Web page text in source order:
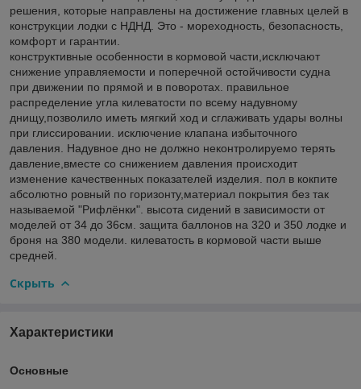
решения, которые направлены на достижение главных целей в
конструкции лодки с НДНД. Это - мореходность, безопасность,
комфорт и гарантии.
конструктивные особенности в кормовой части,исключают
снижение управляемости и поперечной остойчивости судна
при движении по прямой и в поворотах. правильное
распределение угла килеватости по всему надувному
днищу,позволило иметь мягкий ход и сглаживать удары волны
при глиссировании. исключение клапана избыточного
давления. Надувное дно не должно неконтролируемо терять
давление,вместе со снижением давления происходит
изменение качественных показателей изделия. пол в кокпите
абсолютно ровный по горизонту,материал покрытия без так
называемой "Рифлёнки". высота сидений в зависимости от
моделей от 34 до 36см. защита баллонов на 320 и 350 лодке и
броня на 380 модели. килеватость в кормовой части выше
средней.
Скрыть
Характеристики
Основные